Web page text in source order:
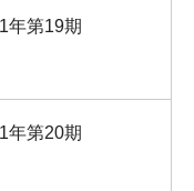
年第19期
年第20期